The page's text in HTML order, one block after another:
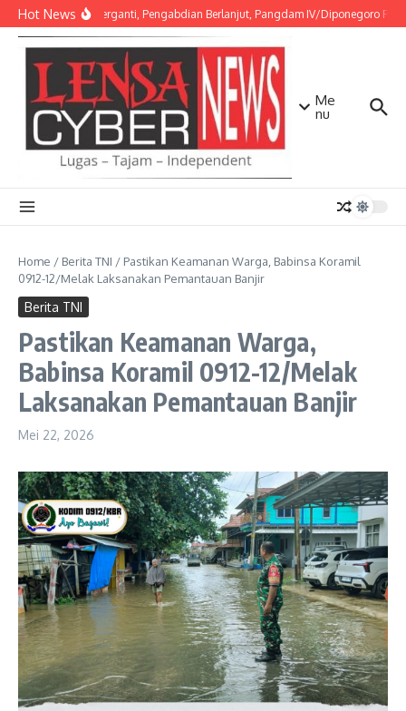
Lewati ke konten
Hot NewsAmanah Berganti, Pengabdian Berlanjut, Pangdam IV/Diponegoro
Me
nu
Home / Berita TNI / Pastikan Keamanan Warga, Babinsa Koramil
0912-12/Melak Laksanakan Pemantauan Banjir
Berita TNI
Pastikan Keamanan Warga,
Babinsa Koramil 0912-12/Melak
Laksanakan Pemantauan Banjir
Mei 22, 2026